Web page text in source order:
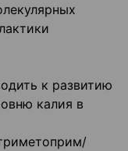
к развитию
калия в